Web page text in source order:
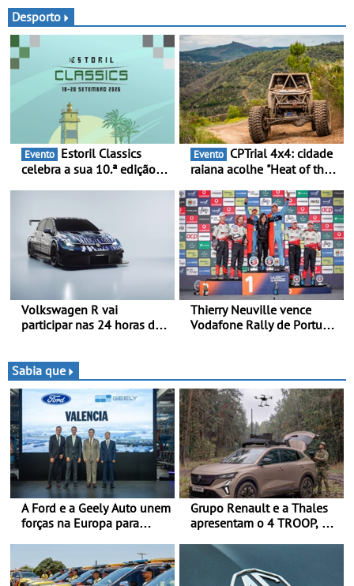
Até 740 quilómetros de
autonomia e carregamento
mais rápido
Desporto
Evento
celebra a sua 10.ª edição
Evento
raiana acolhe "Heat of the
de equipas em Bragança
Volkswagen R vai
participar nas 24 horas de
aniversário da Marca de
performance premium
Thierry Neuville vence
Vodafone Rally de Portugal
Sabia que
A Ford e a Geely Auto unem
forças na Europa para
multienergia de última
geração em Espanha
Grupo Renault e a Thales
apresentam o 4 TROOP, um
para futuras missões das
forças terrestres